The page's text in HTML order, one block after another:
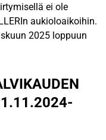
ei ole
aukioloaikoihin.
2025 loppuun